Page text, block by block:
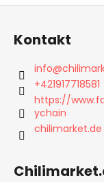
F
Kontakt
info@
+421917718581
https://
ychain
chilimarket.de